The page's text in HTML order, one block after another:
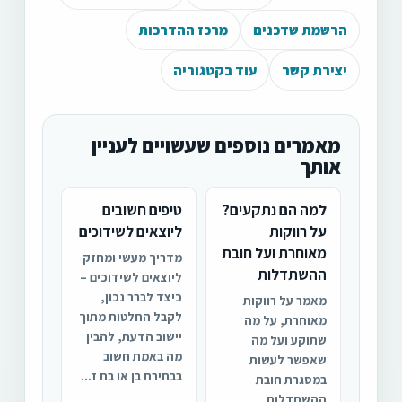
הרשמת שדכנים מרכז ההדרכות
יצירת קשר עוד בקטגוריה
מאמרים נוספים שעשויים לעניין
אותך
למה הם נתקעים?
על רווקות
מאוחרת ועל חובת
ההשתדלות
מאמר על רווקות
מאוחרת, על מה
שתוקע ועל מה
שאפשר לעשות
במסגרת חובת
טיפים חשובים
ליוצאים לשידוכים
מדריך מעשי ומחזק
ליוצאים לשידוכים –
כיצד לברר נכון,
לקבל החלטות מתוך
יישוב הדעת, להבין
מה באמת חשוב
בבחירת בן או בת ז...